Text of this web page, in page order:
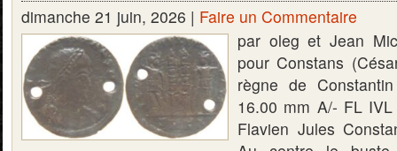
dimanche 21 juin, 2026 | Faire un Commentaire
par oleg et Jean
pour Constans
règne de
16.00 mm A/- FL
Flavien Jules